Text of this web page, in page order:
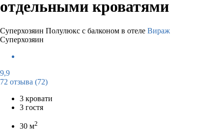
отдельными кроватями
Суперхозяин Полулюкс с балконом в отеле Вираж
Суперхозяин
9,9
72 отзыва (72)
3 кровати
3 гостя
30 м2